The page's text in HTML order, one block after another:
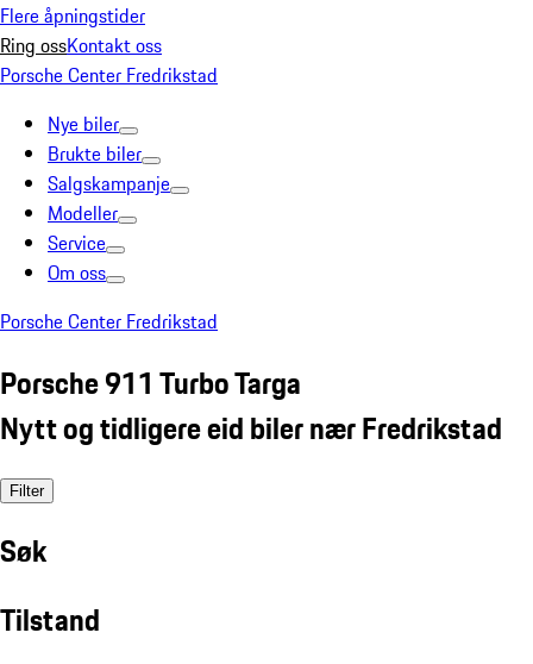
Flere åpningstider
Ring ossKontakt oss
Porsche Center Fredrikstad
Nye biler
Brukte biler
Salgskampanje
Modeller
Service
Om oss
Porsche Center Fredrikstad
Porsche 911 Turbo Targa
Nytt og tidligere eid biler nær Fredrikstad
Filter
Søk
Tilstand